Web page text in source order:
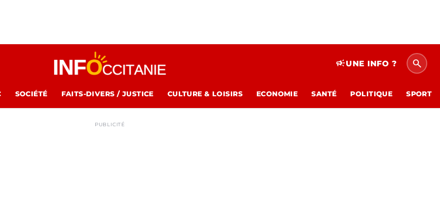
campaignUNE INFO ? search
SOCIÉTÉ FAITS-DIVERS / JUSTICE CULTURE & LOISIRS ECONOMIE SANTÉ POLITIQUE SPORT
PUBLICITÉ